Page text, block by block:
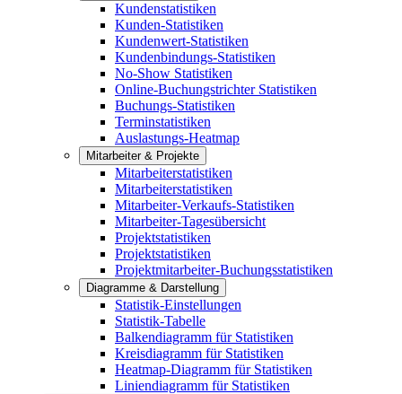
Kundenstatistiken
Kunden-Statistiken
Kundenwert-Statistiken
Kundenbindungs-Statistiken
No-Show Statistiken
Online-Buchungstrichter Statistiken
Buchungs-Statistiken
Terminstatistiken
Auslastungs-Heatmap
Mitarbeiter & Projekte
Mitarbeiterstatistiken
Mitarbeiterstatistiken
Mitarbeiter-Verkaufs-Statistiken
Mitarbeiter-Tagesübersicht
Projektstatistiken
Projektstatistiken
Projektmitarbeiter-Buchungsstatistiken
Diagramme & Darstellung
Statistik-Einstellungen
Statistik-Tabelle
Balkendiagramm für Statistiken
Kreisdiagramm für Statistiken
Heatmap-Diagramm für Statistiken
Liniendiagramm für Statistiken